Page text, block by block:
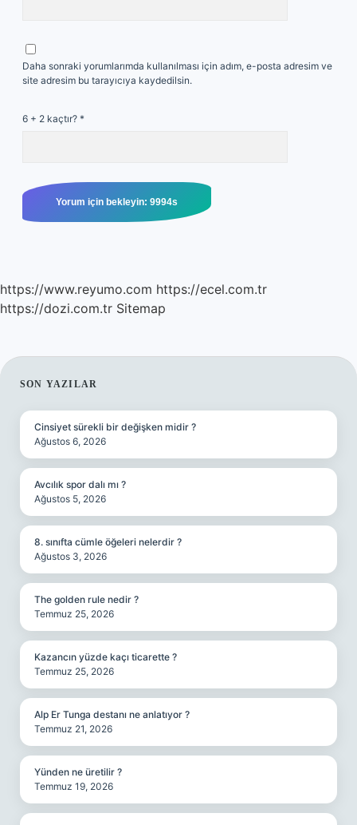
Daha sonraki yorumlarımda kullanılması için adım, e-posta adresim ve
site adresim bu tarayıcıya kaydedilsin.
6 + 2 kaçtır? *
https://www.reyumo.com https://ecel.com.tr
https://dozi.com.tr Sitemap
SIDEBAR
SON YAZILAR
Cinsiyet sürekli bir değişken midir ?
Ağustos 6, 2026
Avcılık spor dalı mı ?
Ağustos 5, 2026
8. sınıfta cümle öğeleri nelerdir ?
Ağustos 3, 2026
The golden rule nedir ?
Temmuz 25, 2026
Kazancın yüzde kaçı ticarette ?
Temmuz 25, 2026
Alp Er Tunga destanı ne anlatıyor ?
Temmuz 21, 2026
Yünden ne üretilir ?
Temmuz 19, 2026